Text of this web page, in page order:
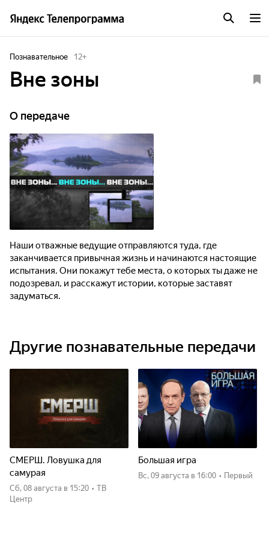
Познавательное 12+
Вне зоны
О передаче
Наши отважные ведущие отправляются туда, где
заканчивается привычная жизнь и начинаются настоящие
испытания. Они покажут тебе места, о которых ты даже не
подозревал, и расскажут истории, которые заставят
задуматься.
Другие познавательные передачи
СМЕРШ. Ловушка для
самурая
сб, 08 августа в 15:20 • ТВ
Центр
Большая игра
вс, 09 августа в 16:00 • Первый